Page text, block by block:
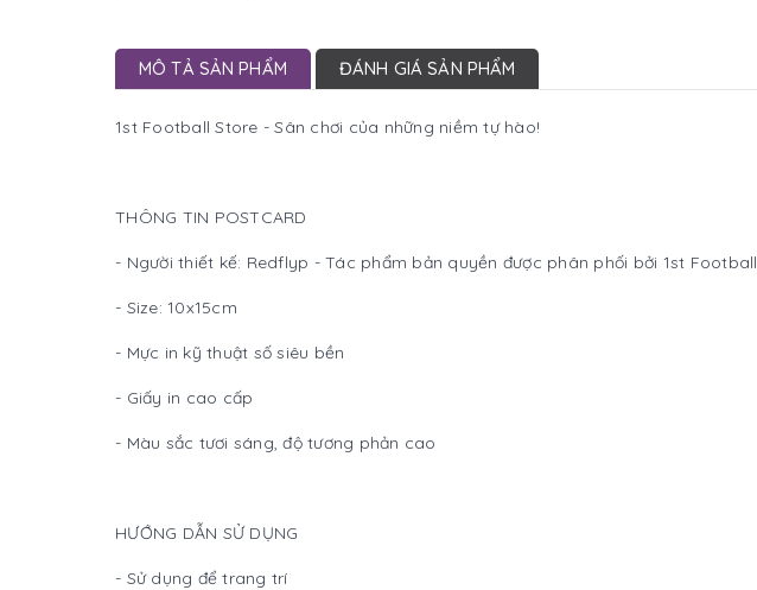
MÔ TẢ SẢN PHẨM ĐÁNH GIÁ SẢN PHẨM
1st Football Store - Sân chơi của những niềm tự hào!
THÔNG TIN POSTCARD
- Người thiết kế: Redflyp - Tác phẩm bản quyền được phân phối bởi 1st
- Size: 10x15cm
- Mực in kỹ thuật số siêu bền
- Giấy in cao cấp
- Màu sắc tươi sáng, độ tương phản cao
HƯỚNG DẪN SỬ DỤNG
- Sử dụng để trang trí